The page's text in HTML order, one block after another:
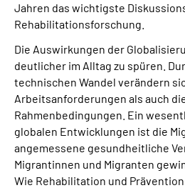
Language
Inhalte in Gebärdensprache
Leichte Sprache
Mein
Jahren das wichtigste
Rehabilitationsforschung.
Die Auswirkungen der
deutlicher im Alltag zu spüren.
technischen Wandel verändern
Arbeitsanforderungen als auch
Rahmenbedingungen. Ein
globalen Entwicklungen ist die
angemessene gesundheitliche
Migrantinnen und Migranten
Wie Rehabilitation und